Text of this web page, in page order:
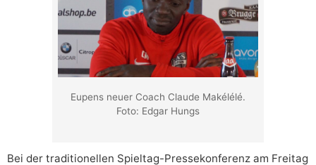
Eupens neuer Coach Claude Makélélé.
Foto: Edgar Hungs
Bei der traditionellen Spieltag-Pressekonferenz am Freitag